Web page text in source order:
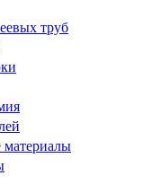
труб
материалы